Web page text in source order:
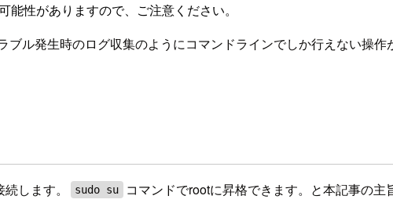
性がありますので、ご注意ください。
ル発生時のログ収集のようにコマンドラインでしか行えない操
します。 sudo su
コマンドでrootに昇格できます。と本記事の